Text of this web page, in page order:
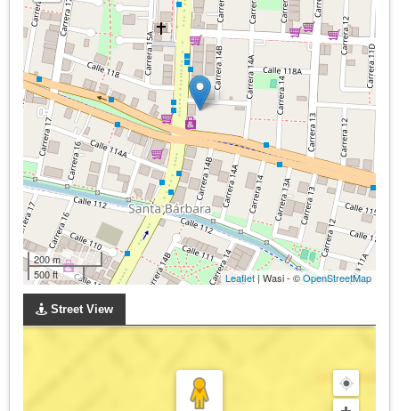
200 m
500 ft
Leaflet | Wasi - ©OpenStreetMap
Street View